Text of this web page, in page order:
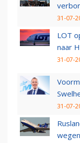
31-07-
LOT
naar
31-07-
31-07-